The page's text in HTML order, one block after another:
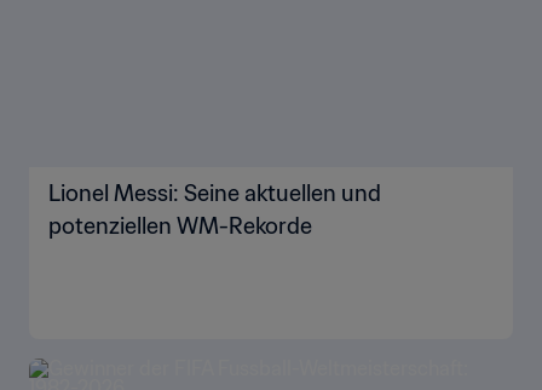
Lionel Messi: Seine aktuellen und
potenziellen WM-Rekorde